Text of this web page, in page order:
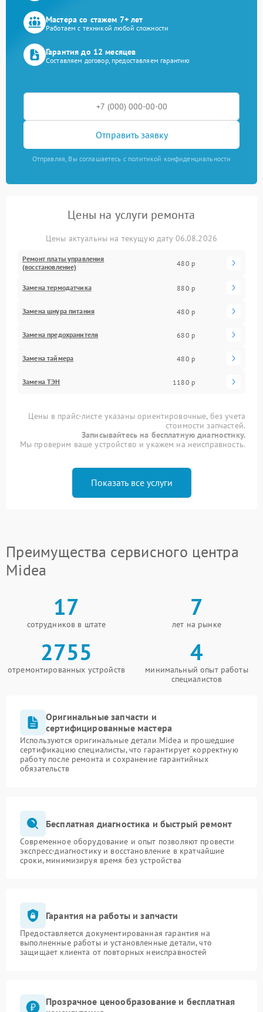
Мастера со стажем 7+ лет
Работаем с техникой любой сложности
Гарантия до 12 месяцев
Составляем договор, предоставляем гарантию
Отправить заявку
Отправляя, Вы соглашаетесь с политикой конфиденциальности
Цены на услуги ремонта
Цены актуальны на текущую дату 06.08.2026
Ремонт платы управления
(восстановление)
480 р
Замена термодатчика 880 р
Замена шнура питания 480 р
Замена предохранителя 680 р
Замена таймера 480 р
Замена ТЭН 1180 р
Цены в прайс-листе указаны ориентировочные, без учета
стоимости запчастей.
Записывайтесь на бесплатную диагностику.
Мы проверим ваше устройство и укажем на неисправность.
Показать все услуги
Преимущества сервисного центра
Midea
17
сотрудников в штате
7
лет на рынке
2755
отремонтированных устройств
4
минимальный опыт работы
специалистов
Оригинальные запчасти и
сертифицированные мастера
Используются оригинальные детали Midea и прошедшие
сертификацию специалисты, что гарантирует корректную
работу после ремонта и сохранение гарантийных
обязательств
Бесплатная диагностика и быстрый ремонт
Современное оборудование и опыт позволяют провести
экспресс-диагностику и восстановление в кратчайшие
сроки, минимизируя время без устройства
Гарантия на работы и запчасти
Предоставляется документированная гарантия на
выполненные работы и установленные детали, что
защищает клиента от повторных неисправностей
Прозрачное ценообразование и бесплатная